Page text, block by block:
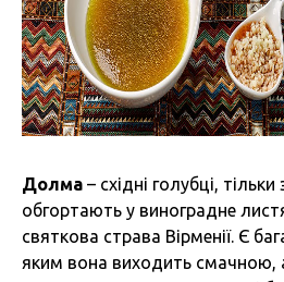
Долма – східні голубці,
обгортають у виноградне
святкова страва Вірменії. Є
яким вона виходить смачною,